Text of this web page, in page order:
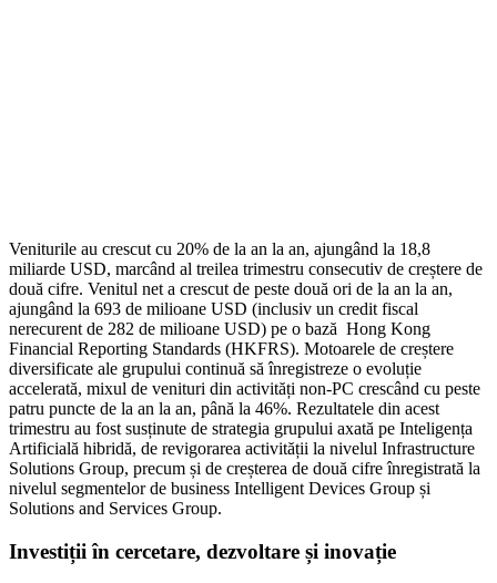
Veniturile au crescut cu 20% de la an la an, ajungând la 18,8
miliarde USD, marcând al treilea trimestru consecutiv de creștere de
două cifre. Venitul net a crescut de peste două ori de la an la an,
ajungând la 693 de milioane USD (inclusiv un credit fiscal
nerecurent de 282 de milioane USD) pe o bază Hong Kong
Financial Reporting Standards (HKFRS). Motoarele de creștere
diversificate ale grupului continuă să înregistreze o evoluție
accelerată, mixul de venituri din activități non-PC crescând cu peste
patru puncte de la an la an, până la 46%. Rezultatele din acest
trimestru au fost susținute de strategia grupului axată pe Inteligența
Artificială hibridă, de revigorarea activității la nivelul Infrastructure
Solutions Group, precum și de creșterea de două cifre înregistrată la
nivelul segmentelor de business Intelligent Devices Group și
Solutions and Services Group.
Investiții în cercetare, dezvoltare și inovație